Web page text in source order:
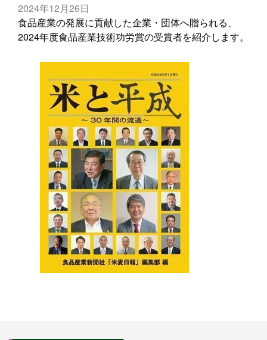
2024年12月26日
食品産業の発展に貢献した企業・団体へ贈られる、
2024年度食品産業技術功労賞の受賞者を紹介します。